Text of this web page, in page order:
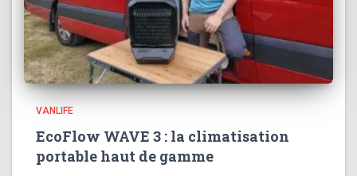
VANLIFE
EcoFlow WAVE 3 : la climatisation
portable haut de gamme